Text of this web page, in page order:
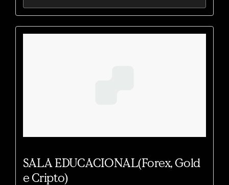
SALA EDUCACIONAL(Forex, Gold
e Cripto)